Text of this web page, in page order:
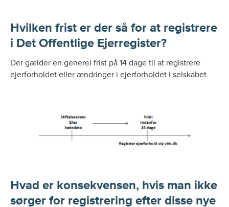
Hvilken frist er der så for at registrere
i Det Offentlige Ejerregister?
Der gælder en generel frist på 14 dage til at registrere
ejerforholdet eller ændringer i ejerforholdet i selskabet.
Hvad er konsekvensen, hvis man ikke
sørger for registrering efter disse nye